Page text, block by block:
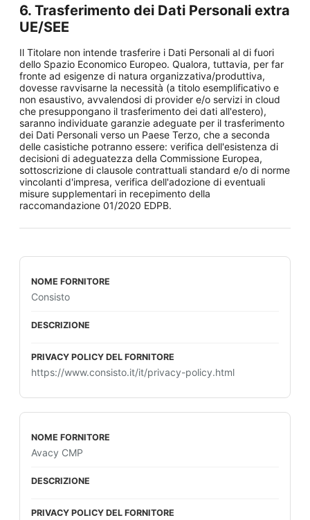
6. Trasferimento dei Dati Personali extra
UE/SEE
Il Titolare non intende trasferire i Dati Personali al di fuori
dello Spazio Economico Europeo. Qualora, tuttavia, per far
fronte ad esigenze di natura organizzativa/produttiva,
dovesse ravvisarne la necessità (a titolo esemplificativo e
non esaustivo, avvalendosi di provider e/o servizi in cloud
che presuppongano il trasferimento dei dati all'estero),
saranno individuate garanzie adeguate per il trasferimento
dei Dati Personali verso un Paese Terzo, che a seconda
delle casistiche potranno essere: verifica dell'esistenza di
decisioni di adeguatezza della Commissione Europea,
sottoscrizione di clausole contrattuali standard e/o di norme
vincolanti d'impresa, verifica dell'adozione di eventuali
misure supplementari in recepimento della
raccomandazione 01/2020 EDPB.
Consisto
https://www.consisto.it/it/privacy-policy.html
Avacy CMP